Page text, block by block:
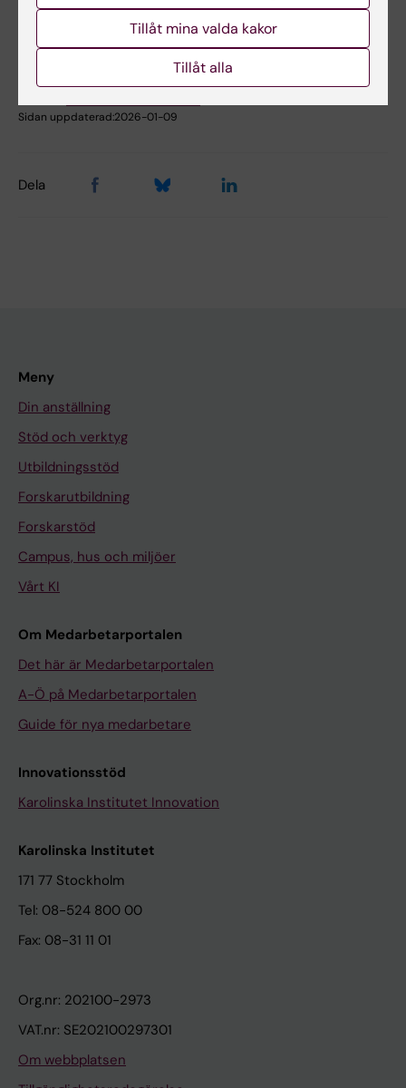
Innehållsgranskare:
Åsa Rauger
Sidan uppdaterad:2026-01-09
Dela
Meny
Din anställning
Stöd och verktyg
Utbildningsstöd
Forskarutbildning
Forskarstöd
Campus, hus och miljöer
Vårt KI
Om Medarbetarportalen
Det här är Medarbetarportalen
A-Ö på Medarbetarportalen
Guide för nya medarbetare
Innovationsstöd
Karolinska Institutet Innovation
Karolinska Institutet
171 77 Stockholm
Tel: 08-524 800 00
Fax: 08-31 11 01
Org.nr: 202100-2973
VAT.nr: SE202100297301
Om webbplatsen
Tillåt mina valda kakor
Tillåt alla